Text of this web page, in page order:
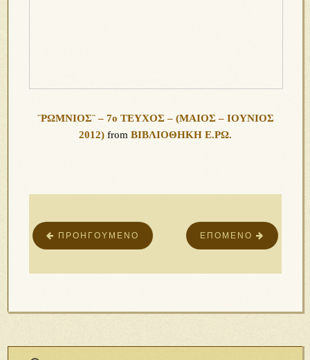
¨ΡΩΜΝΙΟΣ¨ – 7ο ΤΕΥΧΟΣ – (ΜΑΙΟΣ – ΙΟΥΝΙΟΣ
2012) from ΒΙΒΛΙΟΘΗΚΗ Ε.ΡΩ.
ΕΠΌΜΕΝΟ
ΠΡΟΗΓΟΎΜΕΝΟ